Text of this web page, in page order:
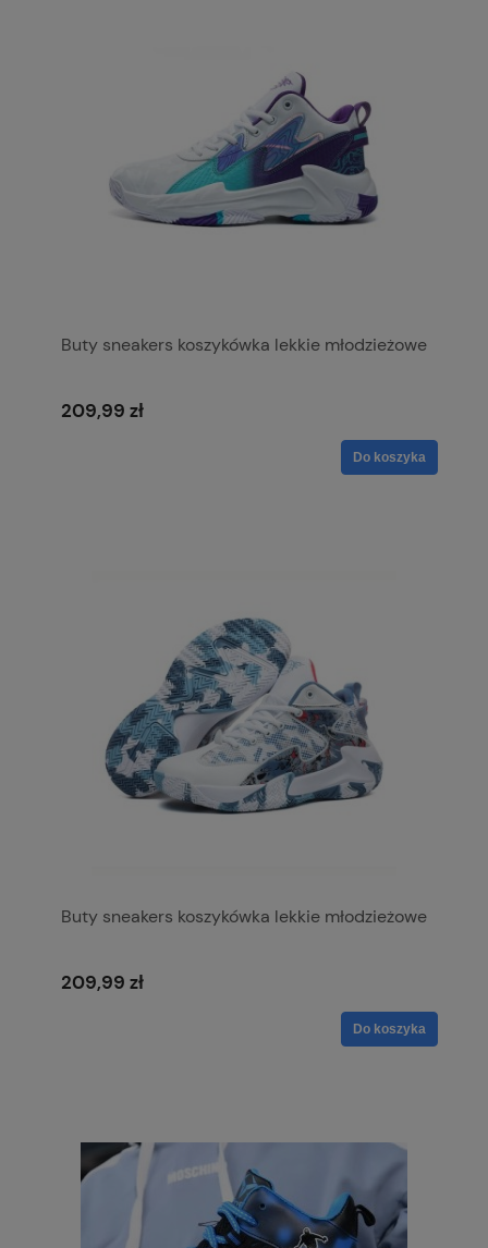
Buty sneakers koszykówka lekkie młodzieżowe
209,99 zł
Do koszyka
Buty sneakers koszykówka lekkie młodzieżowe
209,99 zł
Do koszyka